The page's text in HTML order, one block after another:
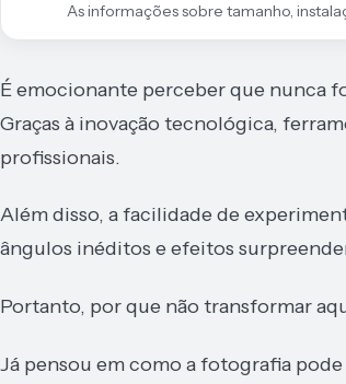
As informações sobre tamanho,
É emocionante perceber que nunca
Graças à inovação tecnológica,
profissionais.
Além disso, a facilidade de
ângulos inéditos e efeitos
Portanto, por que não transformar
Já pensou em como a fotografia